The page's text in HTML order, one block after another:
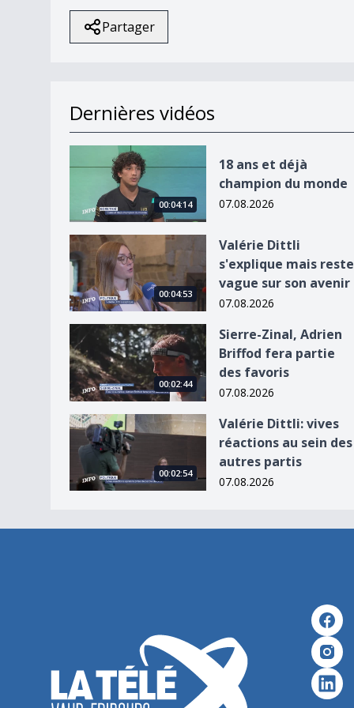
Partager
Dernières vidéos
18 ans et déjà champion du monde
00:04:14
18 ans et déjà
champion du monde
07.08.2026
Valérie Dittli s&#039;explique mais reste vague
00:04:53
Valérie Dittli
s'explique mais reste
vague sur son avenir
07.08.2026
Sierre-Zinal, Adrien Briffod fera partie des favoris
00:02:44
Sierre-Zinal, Adrien
Briffod fera partie
des favoris
07.08.2026
Valérie Dittli: vives réactions au sein des autres
00:02:54
Valérie Dittli: vives
réactions au sein des
autres partis
07.08.2026